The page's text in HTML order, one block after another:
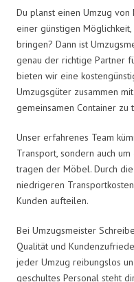
Du planst einen Umzug von
einer günstigen
bringen? Dann ist
genau der richtige Partner
bieten wir eine
Umzugsgüter zusammen
gemeinsamen Container zu
Unser erfahrenes Team
Transport, sondern auch
tragen der Möbel. Durch
niedrigeren
Kunden aufteilen.
Bei Umzugsmeister
Qualität und
jeder Umzug reibungslos
geschultes Personal steht